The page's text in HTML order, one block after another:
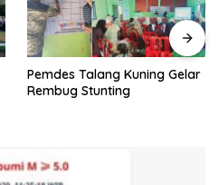
Pemdes Talang Kuning Gelar
Rembug Stunting